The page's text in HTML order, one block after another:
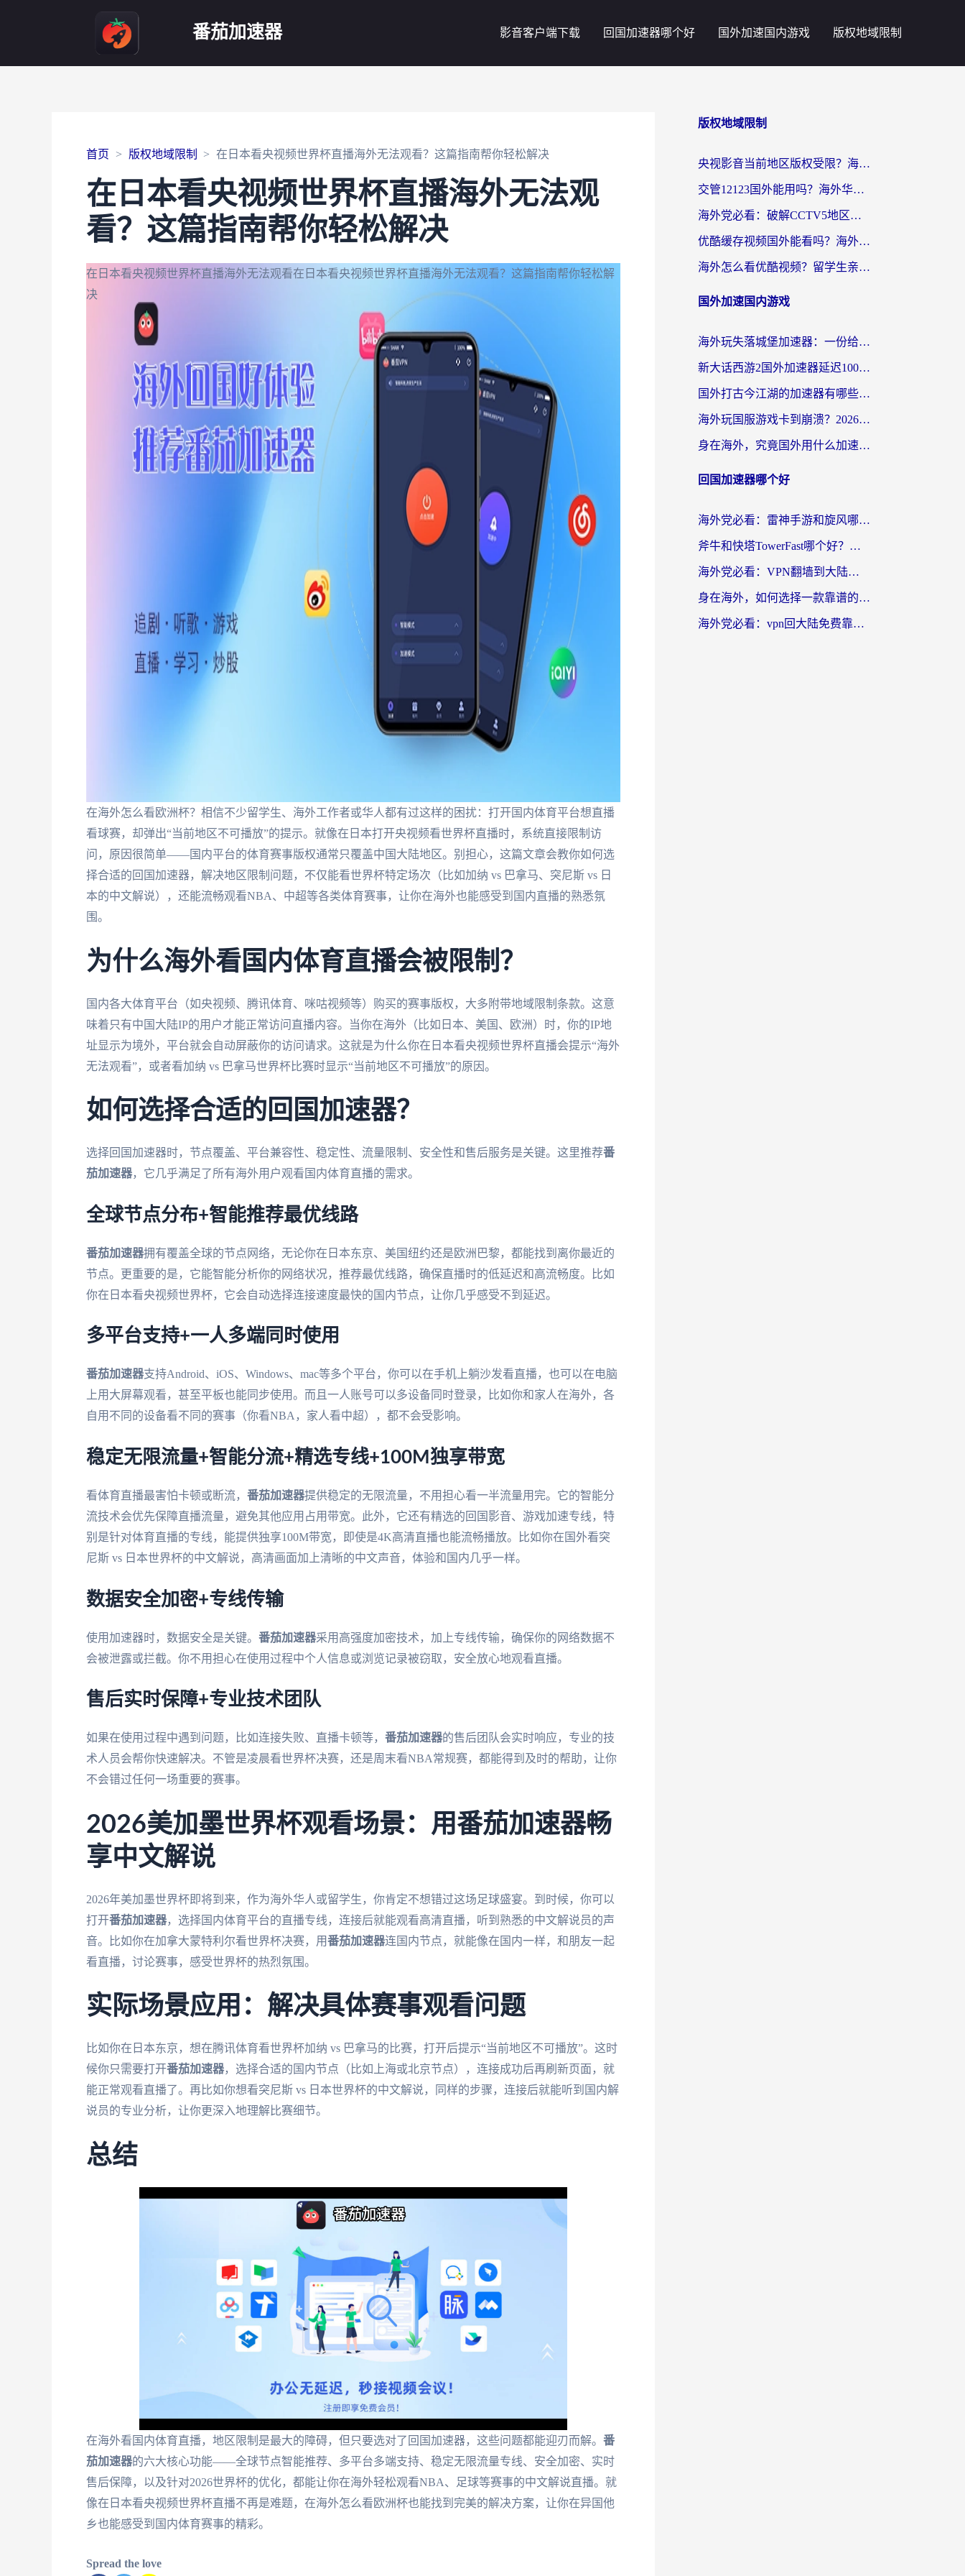
番茄加速器 影音客户端下载 回国加速器哪个好 国外加速国内游戏 版权地域限制
首页 版权地域限制 在日本看央视频世界杯直播海外无法观看？这篇指南帮你轻松解决
在日本看央视频世界杯直播海外无法观
看？这篇指南帮你轻松解决
在日本看央视频世界杯直播海外无法观看在日本看央视频世界杯直播海外无法观看？这篇指南帮你轻松解
决
在海外怎么看欧洲杯？相信不少留学生、海外工作者或华人都有过这样的困扰：打开国内体育平台想直播
看球赛，却弹出“当前地区不可播放”的提示。就像在日本打开央视频看世界杯直播时，系统直接限制访
问，原因很简单——国内平台的体育赛事版权通常只覆盖中国大陆地区。别担心，这篇文章会教你如何选
择合适的回国加速器，解决地区限制问题，不仅能看世界杯特定场次（比如加纳 vs 巴拿马、突尼斯 vs 日
本的中文解说），还能流畅观看NBA、中超等各类体育赛事，让你在海外也能感受到国内直播的熟悉氛
围。
为什么海外看国内体育直播会被限制？
国内各大体育平台（如央视频、腾讯体育、咪咕视频等）购买的赛事版权，大多附带地域限制条款。这意
味着只有中国大陆IP的用户才能正常访问直播内容。当你在海外（比如日本、美国、欧洲）时，你的IP地
址显示为境外，平台就会自动屏蔽你的访问请求。这就是为什么你在日本看央视频世界杯直播会提示“海外
无法观看”，或者看加纳 vs 巴拿马世界杯比赛时显示“当前地区不可播放”的原因。
如何选择合适的回国加速器？
选择回国加速器时，节点覆盖、平台兼容性、稳定性、流量限制、安全性和售后服务是关键。这里推荐番
茄加速器，它几乎满足了所有海外用户观看国内体育直播的需求。
全球节点分布+智能推荐最优线路
番茄加速器拥有覆盖全球的节点网络，无论你在日本东京、美国纽约还是欧洲巴黎，都能找到离你最近的
节点。更重要的是，它能智能分析你的网络状况，推荐最优线路，确保直播时的低延迟和高流畅度。比如
你在日本看央视频世界杯，它会自动选择连接速度最快的国内节点，让你几乎感受不到延迟。
多平台支持+一人多端同时使用
番茄加速器支持Android、iOS、Windows、mac等多个平台，你可以在手机上躺沙发看直播，也可以在电脑
上用大屏幕观看，甚至平板也能同步使用。而且一人账号可以多设备同时登录，比如你和家人在海外，各
自用不同的设备看不同的赛事（你看NBA，家人看中超），都不会受影响。
稳定无限流量+智能分流+精选专线+100M独享带宽
看体育直播最害怕卡顿或断流， 番茄加速器提供稳定的无限流量，不用担心看一半流量用完。它的智能分
流技术会优先保障直播流量，避免其他应用占用带宽。此外，它还有精选的回国影音、游戏加速专线，特
别是针对体育直播的专线，能提供独享100M带宽，即使是4K高清直播也能流畅播放。比如你在国外看突
尼斯 vs 日本世界杯的中文解说，高清画面加上清晰的中文声音，体验和国内几乎一样。
数据安全加密+专线传输
使用加速器时，数据安全是关键。 番茄加速器采用高强度加密技术，加上专线传输，确保你的网络数据不
会被泄露或拦截。你不用担心在使用过程中个人信息或浏览记录被窃取，安全放心地观看直播。
售后实时保障+专业技术团队
如果在使用过程中遇到问题，比如连接失败、直播卡顿等， 番茄加速器的售后团队会实时响应，专业的技
术人员会帮你快速解决。不管是凌晨看世界杯决赛，还是周末看NBA常规赛，都能得到及时的帮助，让你
不会错过任何一场重要的赛事。
2026美加墨世界杯观看场景：用番茄加速器畅
享中文解说
2026年美加墨世界杯即将到来，作为海外华人或留学生，你肯定不想错过这场足球盛宴。到时候，你可以
打开番茄加速器，选择国内体育平台的直播专线，连接后就能观看高清直播，听到熟悉的中文解说员的声
音。比如你在加拿大蒙特利尔看世界杯决赛，用番茄加速器连国内节点，就能像在国内一样，和朋友一起
看直播，讨论赛事，感受世界杯的热烈氛围。
实际场景应用：解决具体赛事观看问题
比如你在日本东京，想在腾讯体育看世界杯加纳 vs 巴拿马的比赛，打开后提示“当前地区不可播放”。这时
候你只需要打开番茄加速器，选择合适的国内节点（比如上海或北京节点），连接成功后再刷新页面，就
能正常观看直播了。再比如你想看突尼斯 vs 日本世界杯的中文解说，同样的步骤，连接后就能听到国内解
说员的专业分析，让你更深入地理解比赛细节。
总结
在海外看国内体育直播，地区限制是最大的障碍，但只要选对了回国加速器，这些问题都能迎刃而解。 番
茄加速器的六大核心功能——全球节点智能推荐、多平台多端支持、稳定无限流量专线、安全加密、实时
售后保障，以及针对2026世界杯的优化，都能让你在海外轻松观看NBA、足球等赛事的中文解说直播。就
像在日本看央视频世界杯直播不再是难题，在海外怎么看欧洲杯也能找到完美的解决方案，让你在异国他
乡也能感受到国内体育赛事的精彩。
Spread the love
版权地域限制
央视影音当前地区版权受限？海外党追剧看片的终极解决方案来了
交管12123国外能用吗？海外华人亲测有效的回国加速器选择指南
海外党必看：破解CCTV5地区限制，这样看欧洲杯奥运直播才够爽！
优酷缓存视频国外能看吗？海外党追剧看片的终极解决方案来了
海外怎么看优酷视频？留学生亲测有效的回国加速器选择指南
国外加速国内游戏
海外玩失落城堡加速器：一份给漂泊玩家的网络自救指南
新大话西游2国外加速器延迟100以下怎么办？海外党实测有效的低延迟指南
国外打古今江湖的加速器有哪些游戏？一个海外玩家的终极选择指南
海外玩国服游戏卡到崩溃？2026加速器免费推荐+实用指南（亲测有效）
身在海外，究竟国外用什么加速器打wow好？
回国加速器哪个好
海外党必看：雷神手游和旋风哪个好？3分钟选对回国加速器，无缝刷国内剧玩游戏
斧牛和快塔TowerFast哪个好？海外党如何选对回国加速器
海外党必看：VPN翻墙到大陆的实用指南——从看CCTV5到选加速器，一篇全搞定
身在海外，如何选择一款靠谱的加速国内网络的加速器？
海外党必看：vpn回大陆免费靠谱吗？3步选对加速器实现无缝刷国内资源